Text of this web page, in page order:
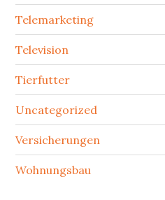
Telemarketing
Television
Tierfutter
Uncategorized
Versicherungen
Wohnungsbau